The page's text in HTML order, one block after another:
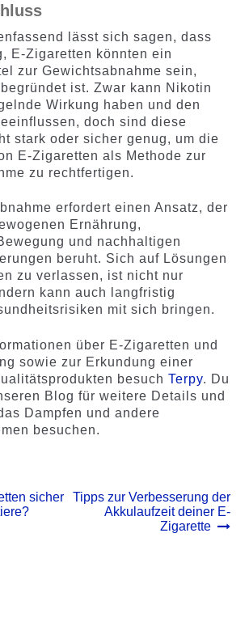
lässt sich sagen, dass
E-Zigaretten könnten ein
zur Gewichtsabnahme sein,
ist. Zwar kann Nikotin
Wirkung haben und den
doch sind diese
stark oder sicher genug, um die
E-Zigaretten als Methode zur
zu rechtfertigen.
erfordert einen Ansatz, der
Ernährung,
und nachhaltigen
beruht. Sich auf Lösungen
zu verlassen, ist nicht nur
kann auch langfristig
mit sich bringen.
über E-Zigaretten und
sowie zur Erkundung einer
besuch Terpy. Du
Blog für weitere Details und
Dampfen und andere
besuchen.
sicher
Nächster
Beitrag:
Tipps zur Verbesserung der
Akkulaufzeit deiner E-
Zigarette